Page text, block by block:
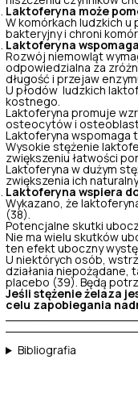
Laktoferyna może
W komórkach ludzkich
bakteryjny i chroni
Laktoferyna
Rozwój niemowląt
odpowiedzialna za
długość i przejaw
U płodów ludzkich
kostnego.
Laktoferyna promuje
osteocytów i
Laktoferyna wspomaga
Wysokie stężenie
zwiększeniu łatwości
Laktoferyna w dużym
zwiększenia ich
Laktoferyna wspiera
Wykazano, że
(38).
Potencjalne skutki
Nie ma wielu skutków
ten efekt uboczny
U niektórych osób,
działania niepożądane,
placebo (39). Będą
Jeśli stężenie żelaza
celu zapobiegania
Bibliografia